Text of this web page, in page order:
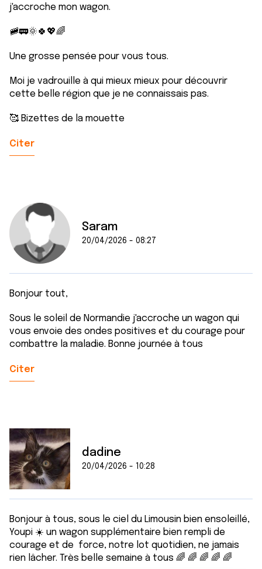
j'accroche mon wagon.
🚞🚃🌞🍀💖🌈
Une grosse pensée pour vous tous.
Moi je vadrouille à qui mieux mieux pour découvrir
cette belle région que je ne connaissais pas.
🥰 Bizettes de la mouette
Citer
Saram
20/04/2026 - 08:27
Bonjour tout,
Sous le soleil de Normandie j'accroche un wagon qui
vous envoie des ondes positives et du courage pour
combattre la maladie. Bonne journée à tous
Citer
dadine
20/04/2026 - 10:28
Bonjour à tous, sous le ciel du Limousin bien ensoleillé,
Youpi ☀️ un wagon supplémentaire bien rempli de
courage et de force, notre lot quotidien, ne jamais
rien lâcher. Très belle semaine à tous 🌈 🌈 🌈 🌈 🌈